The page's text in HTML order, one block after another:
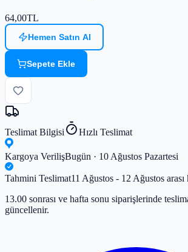
64,00TL
Hemen Satın Al
Sepete Ekle
Teslimat Bilgisi Hızlı Teslimat
Kargoya VerilişBugün · 10 Ağustos Pazartesi
Tahmini Teslimat11 Ağustos - 12 Ağustos arası
13.00 sonrası ve hafta sonu siparişlerinde
güncellenir.